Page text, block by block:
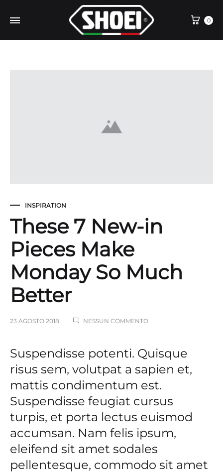
Cart
0
INSPIRATION
These 7 New-in
Pieces Make
Monday So Much
Better
23 AGOSTO 2018 NESSUN COMMENTOSU
NEW-
IN
PIECES
MAKE
MONDAY
SO
MUCH
Suspendisse potenti. Quisque
risus sem, volutpat a sapien et,
mattis condimentum est.
Suspendisse feugiat cursus
turpis, et porta lectus euismod
accumsan. Nam felis ipsum,
eleifend sit amet sodales
pellentesque, commodo sit amet